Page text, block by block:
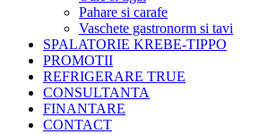
Pahare si carafe
Vaschete gastronorm si tavi
SPALATORIE KREBE-TIPPO
PROMOTII
REFRIGERARE TRUE
CONSULTANTA
FINANTARE
CONTACT